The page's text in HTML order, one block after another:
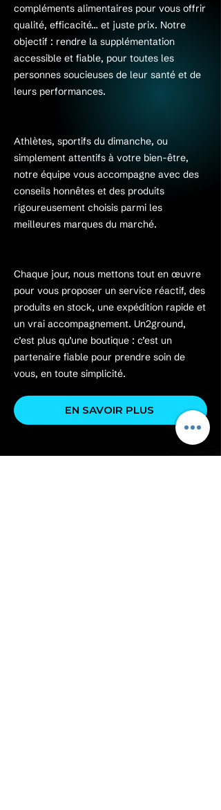
compléments alimentaires pour vous offrir
qualité, efficacité… et juste prix. Notre
objectif : rendre la supplémentation
accessible et fiable, pour toutes les
personnes soucieuses de leur santé et de
leurs performances.
Athlètes, sportifs du dimanche, ou
simplement attentifs à votre bien-être,
notre équipe vous accompagne avec des
conseils honnêtes et des produits
rigoureusement choisis parmi les
meilleures marques du marché.
Chaque jour, nous mettons tout en œuvre
pour vous proposer un service réactif, des
produits en stock, une expédition rapide et
un vrai accompagnement. Un2ground,
c’est plus qu’une boutique : c’est un
partenaire fiable pour prendre soin de
vous, en toute simplicité.
EN SAVOIR PLUS